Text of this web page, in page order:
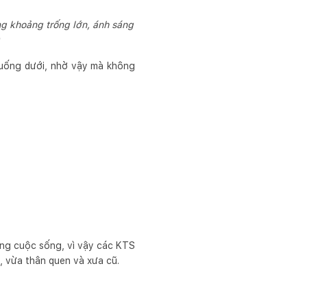
khoảng trống lớn, ánh sáng
dưới, nhờ vậy mà không
cuộc sống, vì vậy các KTS
thân quen và xưa cũ.